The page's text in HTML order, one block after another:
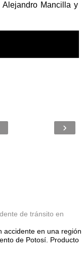
Mancilla y
›
de tránsito en
accidente en una región
de Potosí. Producto